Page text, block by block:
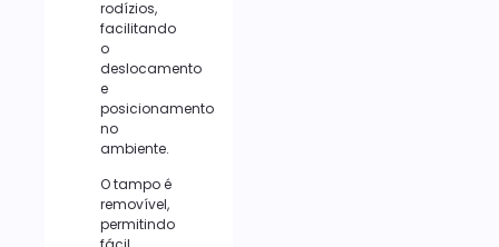
rodízios,
facilitando
o
deslocamento
e
posicionamento
no
ambiente.
O tampo é
removível,
permitindo